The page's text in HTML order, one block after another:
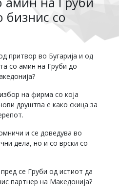
бизнис со
притвор во Бугарија и од
со амин на Груби до
на фирма со која
друштва е како скица за
и се доведува во
дела, но и со врски со
се Груби од истиот да
партнер на Македонија?